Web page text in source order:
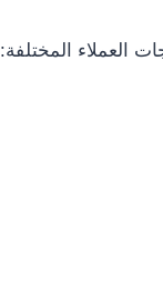
العملاء المختلفة: